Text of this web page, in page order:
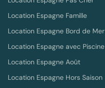
Location Espagne Famille
Location Espagne Bord de Mer
Location Espagne avec Piscine
Location Espagne Août
Location Espagne Hors Saison